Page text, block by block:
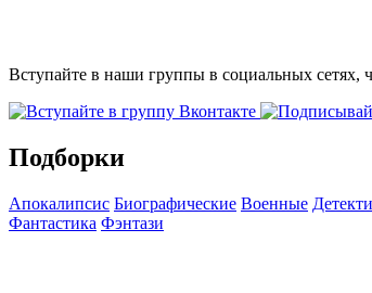
Вступайте в наши группы в социальных сетях,
Подборки
Апокалипсис Биографические Военные
Фантастика Фэнтази